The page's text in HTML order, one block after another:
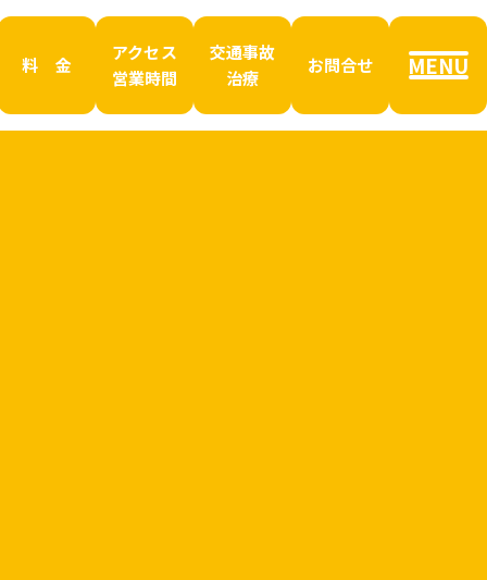
料 金
アクセス
営業時間
交通事故
治療
お問合せ MENU